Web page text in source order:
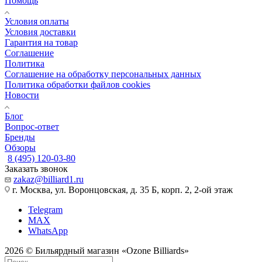
Условия оплаты
Условия доставки
Гарантия на товар
Соглашение
Политика
Соглашение на обработку персональных данных
Политика обработки файлов cookies
Новости
Блог
Вопрос-ответ
Бренды
Обзоры
8 (495) 120-03-80
Заказать звонок
zakaz@billiard1.ru
г. Москва, ул. Воронцовская, д. 35 Б, корп. 2, 2-ой этаж
Telegram
MAX
WhatsApp
2026 © Бильярдный магазин «Ozone Billiards»